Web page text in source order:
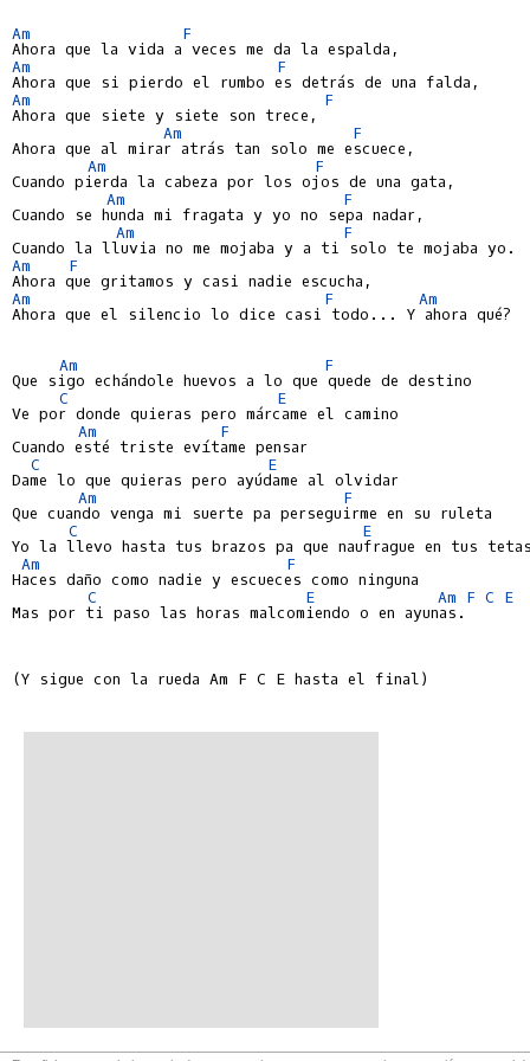
Am
F
Am
F
Am
F
Ahora que siete y siete son trece,
Am
F
Ahora que al mirar atrás tan solo me escuece,
Am
F
Cuando pierda la cabeza por los ojos de una gata,
Am
F
Cuando se hunda mi fragata y yo no sepa nadar,
Am
F
Am
F
Am
F
Am
Ahora que el silencio lo dice casi todo... Y ahora qué?
Am
F
Que sigo echándole huevos a lo que quede de destino
C
E
Ve por donde quieras pero márcame el camino
Am
F
Cuando esté triste evítame pensar
C
E
Dame lo que quieras pero ayúdame al olvidar
Am
F
Que cuando venga mi suerte pa perseguirme en su ruleta
C
E
Yo la llevo hasta tus brazos pa que naufrague en tus
Am
F
Haces daño como nadie y escueces como ninguna
C
E Am F C E
Mas por ti paso las horas malcomiendo o en ayunas.
(Y sigue con la rueda Am F C E hasta el final)